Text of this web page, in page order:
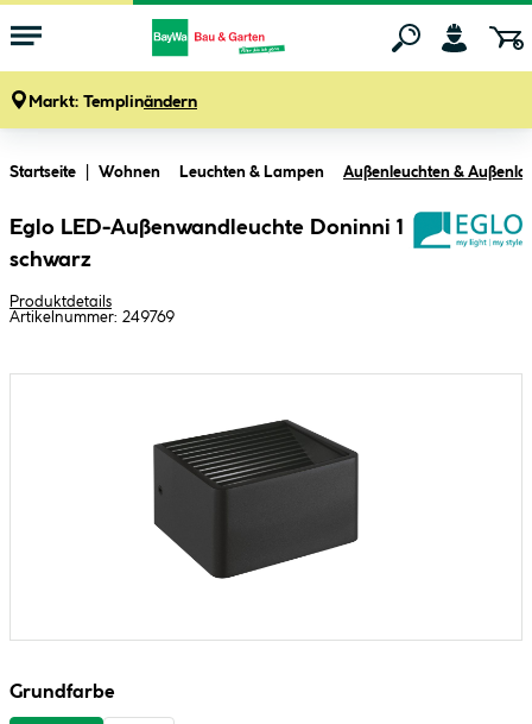
Markt: Templinändern
Startseite Wohnen Leuchten & Lampen Außenleuchten &
Eglo LED-Außenwandleuchte Doninni 1
schwarz
Produktdetails
Artikelnummer: 249769
Grundfarbe